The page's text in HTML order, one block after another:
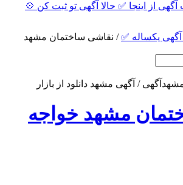
از اینجا ✅ حالا آگهی تو ثبت کن 💠
یکساله ✅/ نقاشی ساختمان مشهد
مشهد خواجه